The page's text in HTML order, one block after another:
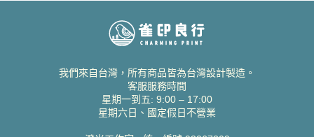
我們來自台灣，所有商品皆為台灣設計製造。
客服服務時間
星期一到五: 9:00 – 17:00
星期六日、國定假日不營業